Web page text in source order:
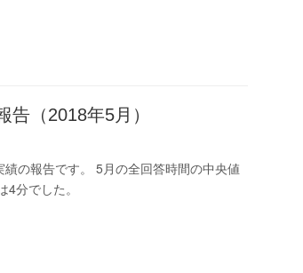
告（2018年5月）
の報告です。 5月の全回答時間の中央値
分でした。